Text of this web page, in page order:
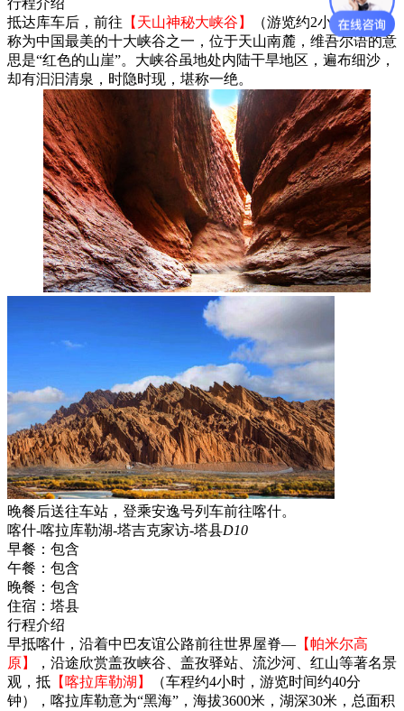
抵达库车后，前往 【天山神秘大峡谷】
（游览约2小时），被
称为中国最美的十大峡谷之一，位于天山南麓，维吾尔语的意
思是“红色的山崖”。大峡谷虽地处内陆干旱地区，遍布细沙，
却有汩汩清泉，时隐时现，堪称一绝。
晚餐后送往车站，登乘安逸号列车前往喀什。
喀什-喀拉库勒湖-塔吉克家访-塔县D10
早餐： 包含
午餐： 包含
晚餐： 包含
住宿： 塔县
行程介绍
早抵喀什，沿着中巴友谊公路前往世界屋脊— 【帕米尔高
原】
，沿途欣赏盖孜峡谷、盖孜驿站、流沙河、红山等著名景
观，抵 【喀拉库勒湖】
（车程约4小时，游览时间约40分
钟），喀拉库勒意为“黑海”，海拔3600米，湖深30米，总面积